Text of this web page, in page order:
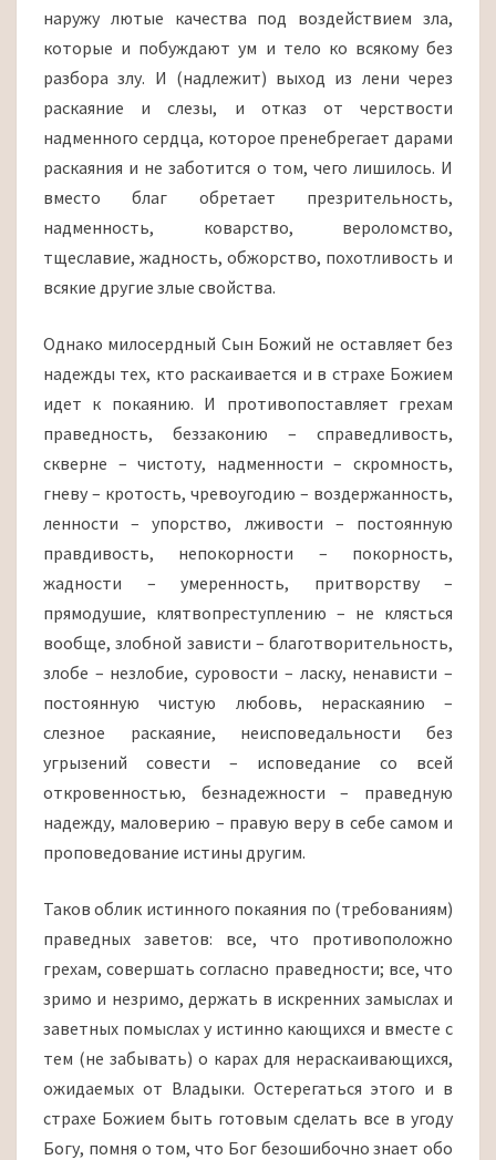
наружу лютые качества под воздействием зла,
которые и побуждают ум и тело ко всякому без
разбора злу. И (надлежит) выход из лени через
раскаяние и слезы, и отказ от черствости
надменного сердца, которое пренебрегает дарами
раскаяния и не заботится о том, чего лишилось. И
вместо благ обретает презрительность,
надменность, коварство, вероломство,
тщеславие, жадность, обжорство, похотливость и
всякие другие злые свойства.
Однако милосердный Сын Божий не оставляет без
надежды тех, кто раскаивается и в страхе Божием
идет к покаянию. И противопоставляет грехам
праведность, беззаконию – справедливость,
скверне – чистоту, надменности – скромность,
гневу – кротость, чревоугодию – воздержанность,
ленности – упорство, лживости – постоянную
правдивость, непокорности – покорность,
жадности – умеренность, притворству –
прямодушие, клятвопреступлению – не клясться
вообще, злобной зависти – благотворительность,
злобе – незлобие, суровости – ласку, ненависти –
постоянную чистую любовь, нераскаянию –
слезное раскаяние, неисповедальности без
угрызений совести – исповедание со всей
откровенностью, безнадежности – праведную
надежду, маловерию – правую веру в себе самом и
проповедование истины другим.
Таков облик истинного покаяния по (требованиям)
праведных заветов: все, что противоположно
грехам, совершать согласно праведности; все, что
зримо и незримо, держать в искренних замыслах и
заветных помыслах у истинно кающихся и вместе с
тем (не забывать) о карах для нераскаивающихся,
ожидаемых от Владыки. Остерегаться этого и в
страхе Божием быть готовым сделать все в угоду
Богу, помня о том, что Бог безошибочно знает обо